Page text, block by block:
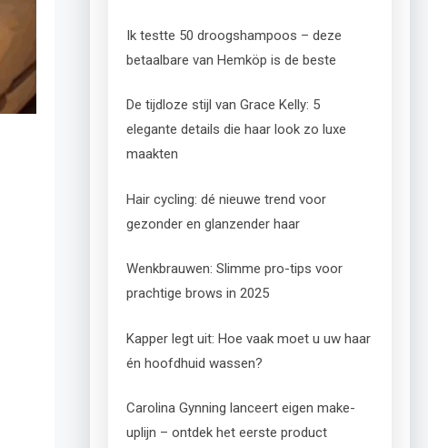
Ik testte 50 droogshampoos – deze
betaalbare van Hemköp is de beste
De tijdloze stijl van Grace Kelly: 5
elegante details die haar look zo luxe
maakten
Hair cycling: dé nieuwe trend voor
gezonder en glanzender haar
Wenkbrauwen: Slimme pro-tips voor
prachtige brows in 2025
Kapper legt uit: Hoe vaak moet u uw haar
én hoofdhuid wassen?
Carolina Gynning lanceert eigen make-
uplijn – ontdek het eerste product